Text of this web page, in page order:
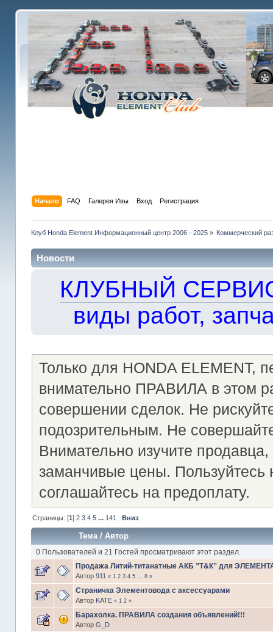
Начало FAQ Галерея Ивы Вход Регистрация
Клуб Honda Element Информационный центр 2006 - 2025» Коммерческий
Новости
КЛУБНЫЙ
виды работ,
Только для HONDA ELEMENT,
внимательно ПРАВИЛА в этом
совершении сделок. Не
подозрительным. Не
Внимательно изучите
заманчивые цены.
соглашайтесь на предоплату.
Страницы: [1] 2 3 4 5 ... 141 Вниз
Тема/ Автор
0 Пользователей и 21 Гостей просматривают этот раздел.
Продажа Литий-титанатные АКБ ”Т&К” для
Автор 911 « 1 2 3 4 5 8»
Страничка Элементовода с аксессуарами
Автор KATE « 1 2»
Барахолка. ПРАВИЛА создания объявлений!!!
Автор G_D